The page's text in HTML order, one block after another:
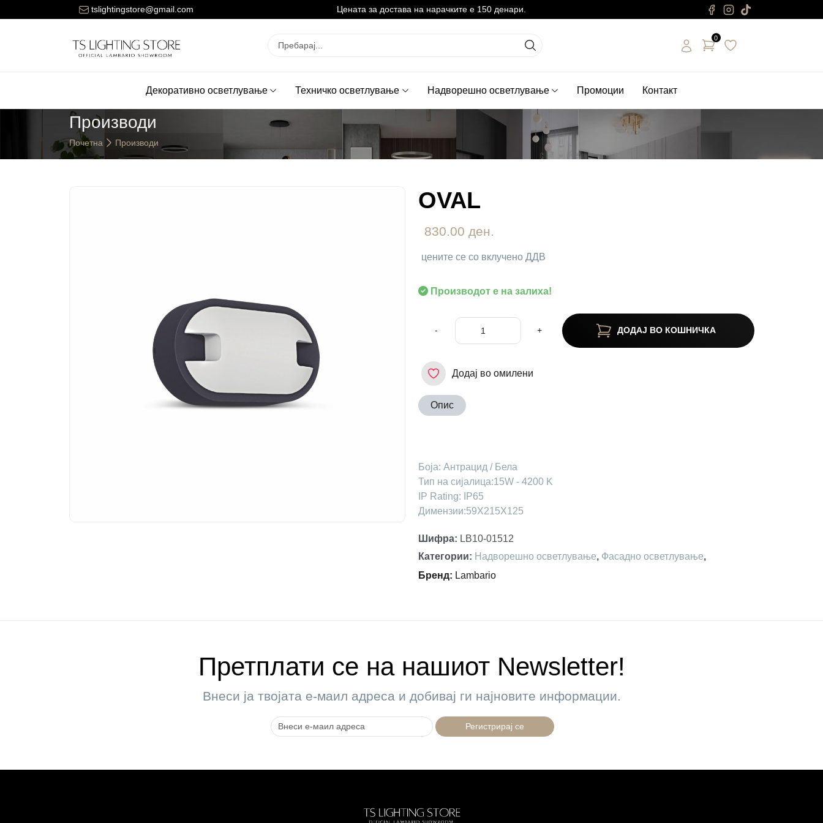
tslightingstore@gmail.com
за достава на нарачките е 150 денари. Цената за достава на нарачките е 150 денари.
0
Декоративно осветлување Техничко осветлување Надворешно осветлување Промоции Контакт
Производи
Почетна Производи
OVAL
830.00 ден.
цените се со вклучено ДДВ
Производот е на залиха!
- + ДОДАЈ ВО КОШНИЧКА
Додај во омилени
Опис
Боја: Антрацид / Бела
Тип на сијалица:15W - 4200 K
IP Rating: IP65
Димензии:59X215X125
Шифра: LB10-01512
Категории: Надворешно осветлување, Фасадно осветлување,
Бренд: Lambario
Претплати се на нашиот Newsletter!
Внеси ја твојата е-маил адреса и добивај ги најновите информации.
Регистрирај се